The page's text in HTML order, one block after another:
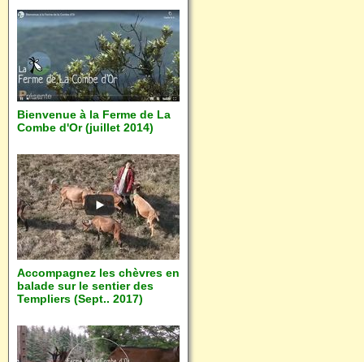
Bienvenue à la Ferme de La
Combe d'Or (juillet 2014)
Accompagnez les chèvres en
balade sur le sentier des
Templiers (Sept.. 2017)